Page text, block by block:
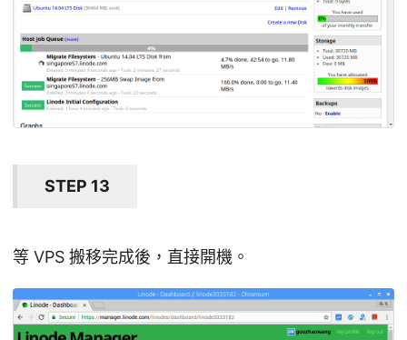
STEP 13
等 VPS 搬移完成後，直接開機。